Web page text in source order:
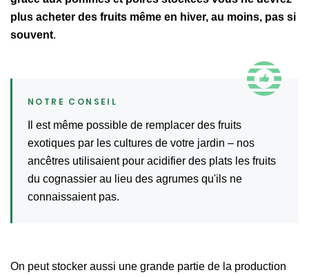
plus acheter des fruits même en hiver, au moins, pas si
souvent.
Il est même possible de remplacer des fruits
exotiques par les cultures de votre jardin – nos
ancêtres utilisaient pour acidifier des plats les fruits
du cognassier au lieu des agrumes qu'ils ne
connaissaient pas.
On peut stocker aussi une grande partie de la production